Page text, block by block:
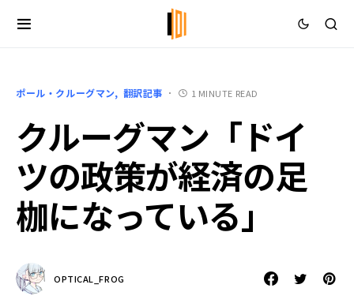
ポール・クルーグマン 翻訳記事 1 MINUTE READ
クルーグマン「ドイ
ツの政策が経済の足
枷になっている」
OPTICAL_FROG